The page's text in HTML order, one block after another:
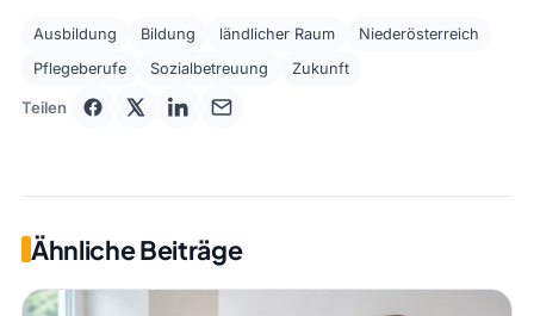
Ausbildung Bildung ländlicher Raum
Niederösterreich
Pflegeberufe
Sozialbetreuung Zukunft
Teilen
Ähnliche Beiträge